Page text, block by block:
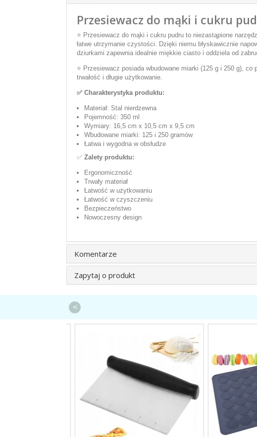
Przesiewacz do mąki i cukru
⭐ Przesiewacz do mąki i cukru pudru to niezastąpione
łatwe utrzymanie czystości. Dzięki niemu błyskawicznie
dziurkami zapewnia idealnie miękkie ciasto i oddziela od
⭐ Przesiewacz posiada wbudowane miarki (125 g i 250 g),
trwałość i długie użytkowanie.
✅ Charakterystyka produktu:
Materiał: Stal nierdzewna
Pojemność: 350 ml
Wymiary: 16,5 cm x 10,5 cm x 9,5 cm
Wbudowane miarki: 125 i 250 gramów
Łatwa i wygodna w obsłudze
✅ Zalety produktu:
Ergonomiczność
Trwały materiał
Łatwość w użytkowaniu
Łatwość w czyszczeniu
Bezpieczeństwo
Nowoczesny design
Komentarze
Zapytaj o produkt
<